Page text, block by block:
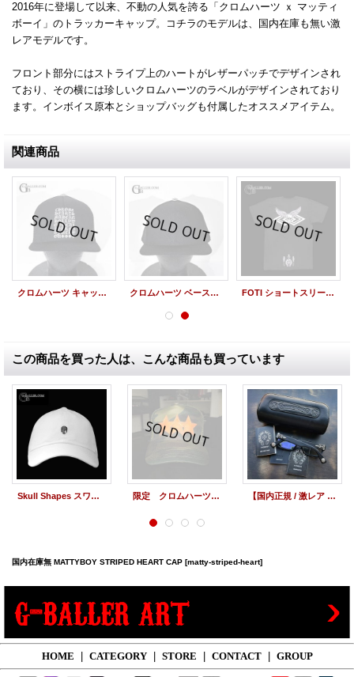
2016年に登場して以来、不動の人気を誇る「クロムハーツ ｘ マッティ
ボーイ」のトラッカーキャップ。コチラのモデルは、国内在庫も無い激
レアモデルです。
フロント部分にはストライプ上のハートがレザーパッチでデザインされ
ており、その横には珍しいクロムハーツのラベルがデザインされており
ます。インボイス原本とショップバッグも付属したオススメアイテム。
関連商品
クロムハーツ キャップ FUCK FBRC アイチャート 新作 クロムハーツ ベースボールキャップ ホースシュー FOTI ショートスリーブTシャツ
この商品を買った人は、こんな商品も買っています
Skull Shapes スワロ ホワイトコットンCAP 在庫セール！ 限定 クロムハーツ トラッカーCAP 3スター カモフラ 【国内正規 / 激レア / 付属完備 / 国内在庫無】クロムハーツ ダガー アイウェア 眼鏡 INFLATABLE DATE-A MBK マットブラック 純正 度無しレンズ / 23225
国内在庫無 MATTYBOY STRIPED HEART CAP [matty-striped-heart]
HOME | CATEGORY | STORE | CONTACT | GROUP